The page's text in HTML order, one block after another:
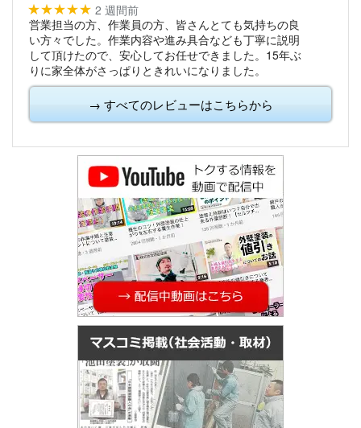
★★★★★ 2 週間前
営業担当の方、作業員の方、皆さんとても気持ちの良
い方々でした。作業内容や進み具合なども丁寧に説明
して頂けたので、安心してお任せできました。15年ぶ
りに家全体がさっぱりときれいになりました。
→ すべてのレビューはこちらから